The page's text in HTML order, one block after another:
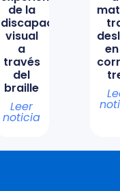
de la
discapacidad
visual
a
través
del
braille
Leer
noticia